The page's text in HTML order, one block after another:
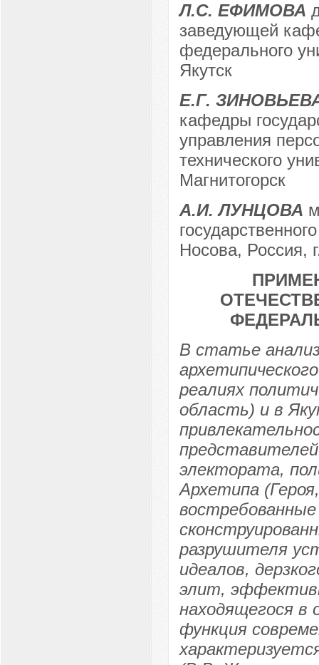
Л.С. ЕФИМОВА
заведующей
федерального
Якутск
Е.Г.
кафедры
управления
технического
Магнитогорск
А.И. ЛУНЦОВА
Носова, Россия,
В статье
реалиях
область) и в
электората,
Архетипа
разрушителя
идеалов,
элит,
находящегося в
функция